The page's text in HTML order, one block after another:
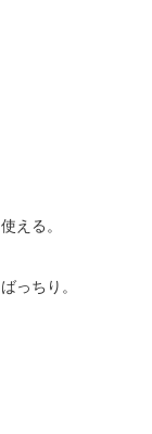
える。
っちり。